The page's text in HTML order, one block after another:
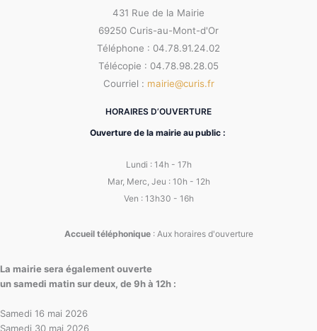
431 Rue de la Mairie
69250 Curis-au-Mont-d'Or
Téléphone : 04.78.91.24.02
Télécopie : 04.78.98.28.05
Courriel : mairie@curis.fr
HORAIRES D’OUVERTURE
Ouverture de la mairie au public :
Lundi : 14h - 17h
Mar, Merc, Jeu : 10h - 12h
Ven : 13h30 - 16h
Accueil téléphonique: Aux horaires d'ouverture
La mairie sera également ouverte
un samedi matin sur deux, de 9h à 12h :
Samedi 16 mai 2026
Samedi 30 mai 2026